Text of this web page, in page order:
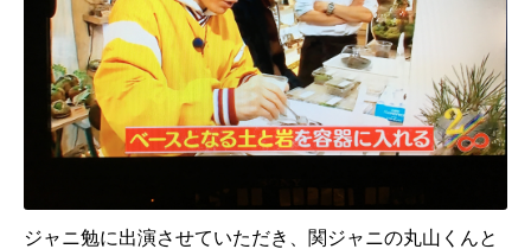
ジャニ勉に出演させていただき、関ジャニの丸山くんと